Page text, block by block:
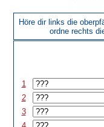
Höre dir links die
ordne rechts
1
2
3
4